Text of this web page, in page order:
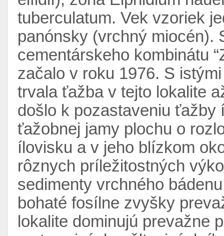
tuberculatum. Vek vzoriek
panónsky (vrchný miocén).
cementárskeho kombinátu
začalo v roku 1976. S
trvala ťažba v tejto lokalite
došlo k pozastaveniu ťažby
ťažobnej jamy plochu o
ílovisku a v jeho blízkom
rôznych príležitostných
sedimenty vrchného
bohaté fosílne zvyšky
lokalite dominujú prevažne